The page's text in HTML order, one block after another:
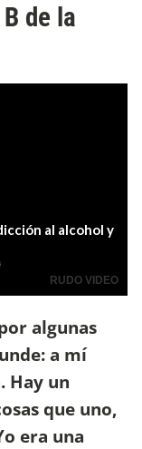
de la
algunas
a mí
Hay un
que uno,
era una